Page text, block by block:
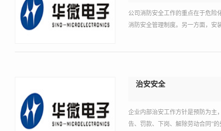
公司消防安全工作的重点在于危险
消防安全管理制度。另一方面，
治安安全
企业内部治安工作方针是预防为主
告、罚款、下岗、解除劳动合同”的